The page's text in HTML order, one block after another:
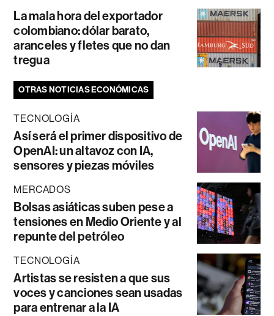
La mala hora del exportador
colombiano: dólar barato,
aranceles y fletes que no dan
tregua
OTRAS NOTICIAS ECONÓMICAS
TECNOLOGÍA
Así será el primer dispositivo de
OpenAI: un altavoz con IA,
sensores y piezas móviles
MERCADOS
Bolsas asiáticas suben pese a
tensiones en Medio Oriente y al
repunte del petróleo
TECNOLOGÍA
Artistas se resisten a que sus
voces y canciones sean usadas
para entrenar a la IA